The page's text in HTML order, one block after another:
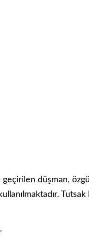
geçirilen düşman,